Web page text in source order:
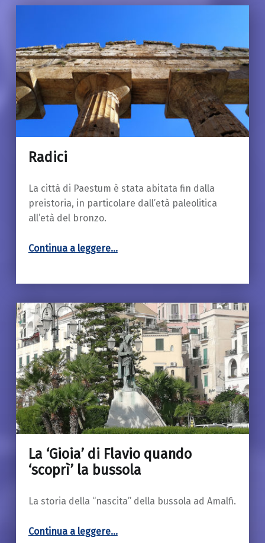
Radici
La città di Paestum è stata abitata fin dalla
preistoria, in particolare dall’età paleolitica
all’età del bronzo.
Continua a leggere…
La ‘Gioia’ di Flavio quando
‘scoprì’ la bussola
La storia della “nascita” della bussola ad Amalfi.
Continua a leggere“La ‘Gioia’ di Flavio quando ‘scoprì’ la bussola”
…
18 Marzo 2019